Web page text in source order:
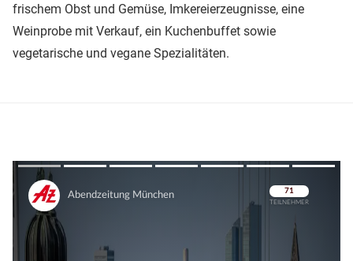
frischem Obst und Gemüse, Imkereierzeugnisse, eine
Weinprobe mit Verkauf, ein Kuchenbuffet sowie
vegetarische und vegane Spezialitäten.
Überspringen